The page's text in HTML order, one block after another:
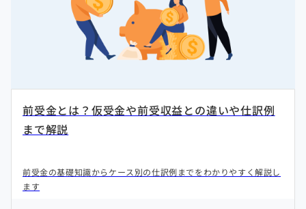
前受金とは？仮受金や前受収益との違いや仕訳例
まで解説
前受金の基礎知識からケース別の仕訳例までをわかりやすく解説し
ます